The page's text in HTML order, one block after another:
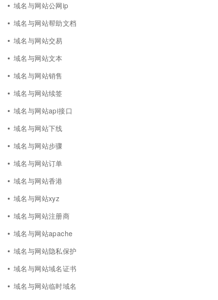
域名与网站公网ip
域名与网站帮助文档
域名与网站交易
域名与网站文本
域名与网站销售
域名与网站续签
域名与网站api接口
域名与网站下线
域名与网站步骤
域名与网站订单
域名与网站香港
域名与网站xyz
域名与网站注册商
域名与网站apache
域名与网站隐私保护
域名与网站域名证书
域名与网站临时域名